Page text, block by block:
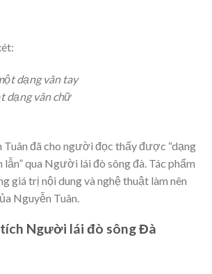
dạng vân tay
dạng vân chữ
Tuân đã cho người đọc thấy được “dạng
qua Người lái đò sông đà. Tác phẩm
giá trị nội dung và nghệ thuật làm nên
Nguyễn Tuân.
tích Người lái đò sông Đà